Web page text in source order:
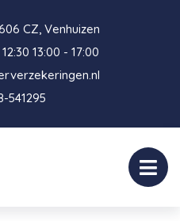
CZ, Venhuizen
13:00 - 17:00
541295